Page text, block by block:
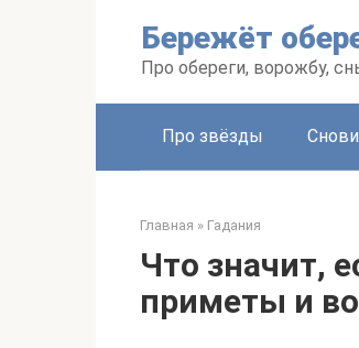
Бережёт
Про обереги, ворожбу,
Про звёзды
Главная » Гадания
Что значит,
приметы и